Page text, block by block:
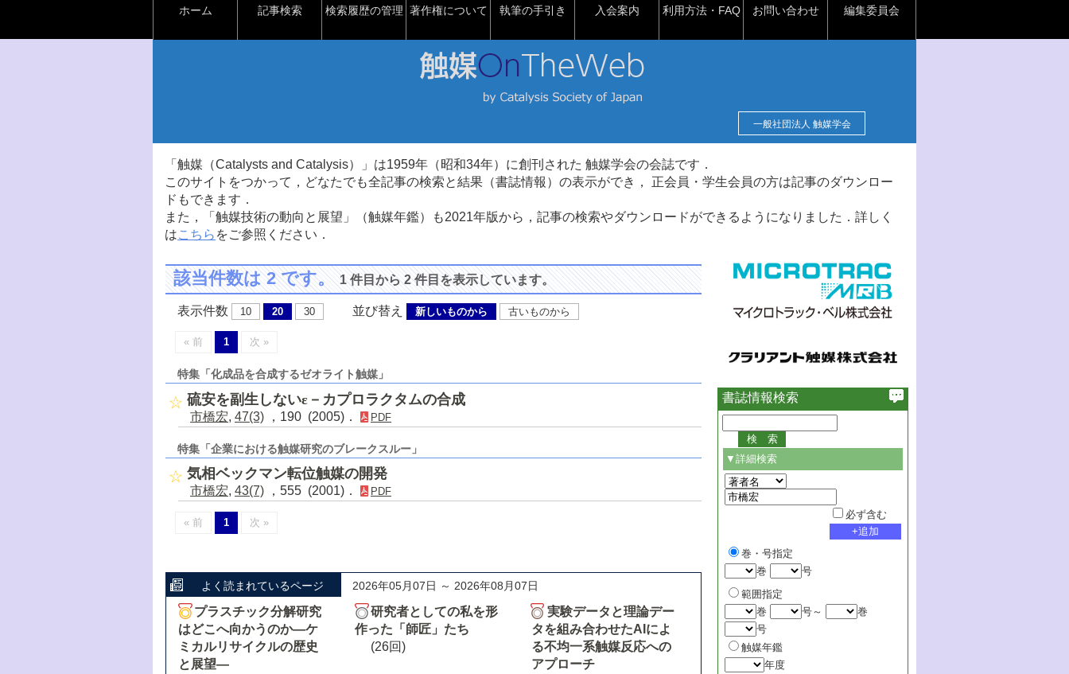
ホーム 記事検索 検索履歴の管理 著作権について 執筆の手引き 入会案内 利用方法・FAQ お問い合わせ 編集委員会
一般社団法人 触媒学会
「触媒（Catalysts and Catalysis）」は1959年（昭和34年）に創刊された 触媒学会の会誌です．
このサイトをつかって，どなたでも全記事の検索と結果（書誌情報）の表示ができ， 正会員・学生会員の方は記事のダウンロー
ドもできます．
また，「触媒技術の動向と展望」（触媒年鑑）も2021年版から，記事の検索やダウンロードができるようになりました．詳しく
はこちら をご参照ください．
該当件数は 2 です。1 件目から 2 件目を表示しています。
表示件数 10 20 30 並び替え 新しいものから 古いものから
« 前 1 次 »
特集「化成品を合成するゼオライト触媒」
硫安を副生しないε－カプロラクタムの合成
市橋宏, 47(3) ，190 (2005)． PDF
特集「企業における触媒研究のブレークスルー」
気相ベックマン転位触媒の開発
市橋宏, 43(7) ，555 (2001)． PDF
« 前 1 次 »
よく読まれているページ 2026年05月07日 ～ 2026年08月07日
プラスチック分解研究
はどこへ向かうのか―ケ
ミカルリサイクルの歴史
と展望―
研究者としての私を形
作った「師匠」たち
(26回)
実験データと理論デー
タを組み合わせたAIによ
る不均一系触媒反応への
アプローチ
書誌情報検索
▼詳細検索
必ず含む
巻・号指定
巻
号
範囲指定
巻
号～
巻
号
触媒年鑑
年度